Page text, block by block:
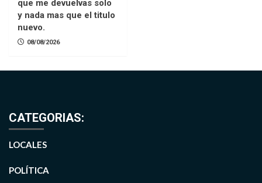
que me devuelvas solo
y nada mas que el titulo
nuevo.
08/08/2026
CATEGORIAS:
LOCALES
POLÍTICA